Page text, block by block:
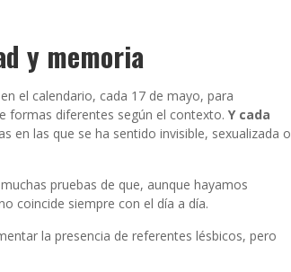
y memoria
el calendario, cada 17 de mayo, para
formas diferentes según el contexto. Y cada
en las que se ha sentido invisible, sexualizada o
pruebas de que, aunque hayamos
coincide siempre con el día a día.
la presencia de referentes lésbicos, pero